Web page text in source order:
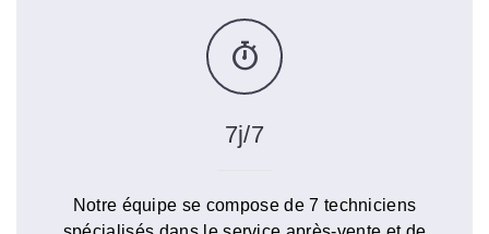
7j/7
Notre équipe se compose de 7 techniciens